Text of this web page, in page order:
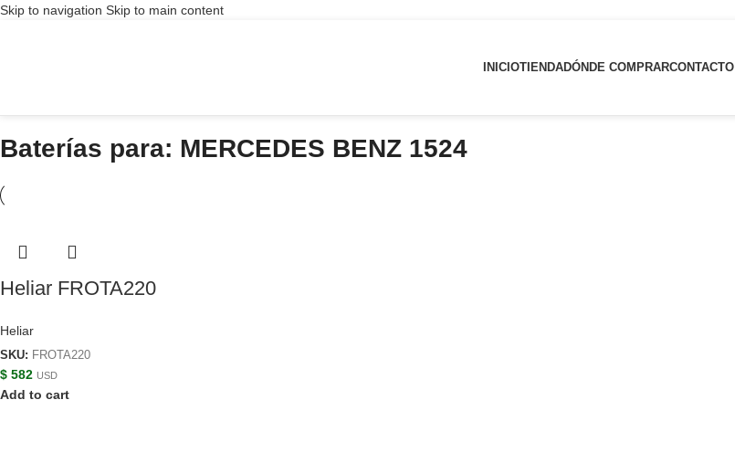
Skip to navigation Skip to main content
INICIOTIENDADÓNDE COMPRARCONTACTO
Baterías para: MERCEDES BENZ 1524
Heliar FROTA220
Heliar
SKU: FROTA220
$ 582 USD
Add to cart